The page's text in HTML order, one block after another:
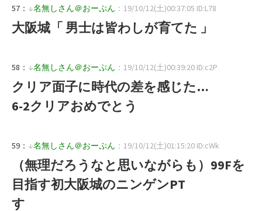
57： ↓名無しさん＠おーぷん ：19/10/12(土)00:37:05 ID:L78
大阪城「 男士は皆わしが育てた 」
58： ↓名無しさん＠おーぷん ：19/10/12(土)00:39:20 ID:c2P
クリア面子に時代の差を感じた…
6-2クリアおめでとう
59： ↓名無しさん＠おーぷん ：19/10/12(土)01:15:20 ID:cWk
（無理だろうなと思いながらも）99Fを
目指す初大阪城のニンゲンPT
す